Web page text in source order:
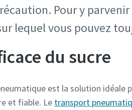
Pour y
lequel vous pouvez
du sucre
est la solution idéale
et fiable. Le transport